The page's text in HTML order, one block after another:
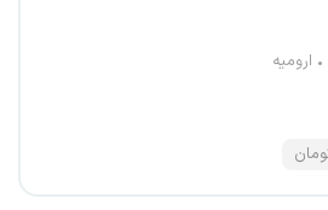
ارومیه